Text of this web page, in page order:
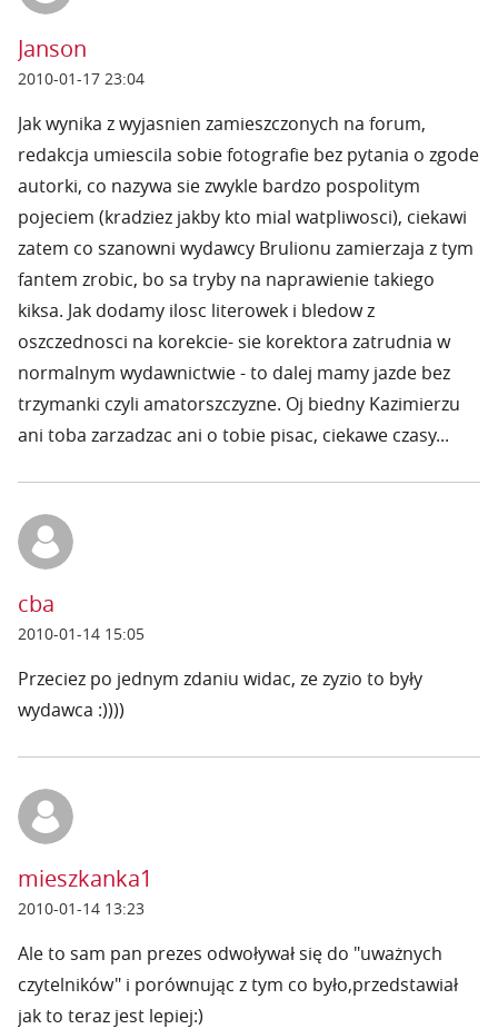
Janson
2010-01-17 23:04
Jak wynika z wyjasnien zamieszczonych na forum,
redakcja umiescila sobie fotografie bez pytania o zgode
autorki, co nazywa sie zwykle bardzo pospolitym
pojeciem (kradziez jakby kto mial watpliwosci), ciekawi
zatem co szanowni wydawcy Brulionu zamierzaja z tym
fantem zrobic, bo sa tryby na naprawienie takiego
kiksa. Jak dodamy ilosc literowek i bledow z
oszczednosci na korekcie- sie korektora zatrudnia w
normalnym wydawnictwie - to dalej mamy jazde bez
trzymanki czyli amatorszczyzne. Oj biedny Kazimierzu
ani toba zarzadzac ani o tobie pisac, ciekawe czasy...
cba
2010-01-14 15:05
Przeciez po jednym zdaniu widac, ze zyzio to były
wydawca :))))
mieszkanka1
2010-01-14 13:23
Ale to sam pan prezes odwoływał się do "uważnych
czytelników" i porównując z tym co było,przedstawiał
jak to teraz jest lepiej:)